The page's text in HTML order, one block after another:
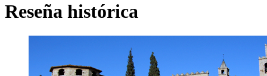
Reseña histórica